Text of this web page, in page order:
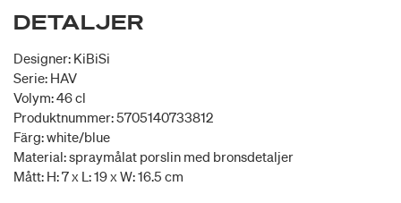
DETALJER
Designer: KiBiSi
Serie: HAV
Volym: 46 cl
Produktnummer: 5705140733812
Färg: white/blue
Material: spraymålat porslin med bronsdetaljer
Mått: H: 7 x L: 19 x W: 16.5 cm